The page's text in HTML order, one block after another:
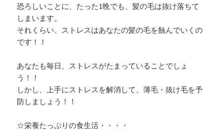
恐ろしいことに、たった1晩でも、髪の毛は抜け落ちて
しまいます。
それくらい、ストレスはあなたの髪の毛を蝕んでいくの
です！！
あなたも毎日、ストレスがたまっていることでしょ
う！！
しかし、上手にストレスを解消して、薄毛・抜け毛を予
防しましょう！！
☆栄養たっぷりの食生活・・・・